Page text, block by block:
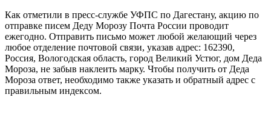
Как отметили в пресс-службе УФПС по Дагестану, акцию по
отправке писем Деду Морозу Почта России проводит
ежегодно. Отправить письмо может любой желающий через
любое отделение почтовой связи, указав адрес: 162390,
Россия, Вологодская область, город Великий Устюг, дом Деда
Мороза, не забыв наклеить марку. Чтобы получить от Деда
Мороза ответ, необходимо также указать и обратный адрес с
правильным индексом.